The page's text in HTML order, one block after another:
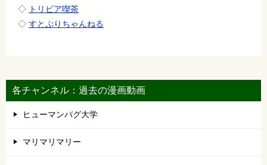
◇ トリビア喫茶
◇ すとぷりちゃんねる
各チャンネル：過去の漫画動画
ヒューマンバグ大学
マリマリマリー